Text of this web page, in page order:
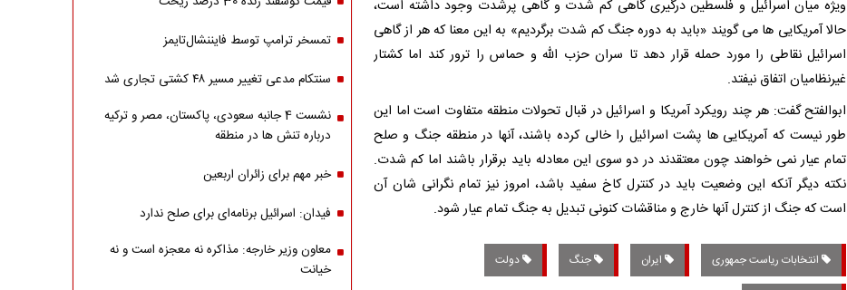
ویژه میان اسرائیل و فلسطین درگیری گاهی کم شدت و گاهی پرشدت وجود داشته است،
حالا آمریکایی ها می گویند «باید به دوره جنگ کم شدت برگردیم» به این معنا که هر از گاهی
اسرائیل نقاطی را مورد حمله قرار دهد تا سران حزب الله و حماس را ترور کند اما کشتار
غیرنظامیان اتفاق نیفتد.
ابوالفتح گفت: هر چند رویکرد آمریکا و اسرائیل در قبال تحولات منطقه متفاوت است اما این
طور نیست که آمریکایی ها پشت اسرائیل را خالی کرده باشند، آنها در منطقه جنگ و صلح
تمام عیار نمی خواهند چون معتقدند در دو سوی این معادله باید برقرار باشند اما کم شدت.
نکته دیگر آنکه این وضعیت باید در کنترل کاخ سفید باشد، امروز نیز تمام نگرانی شان آن
است که جنگ از کنترل آنها خارج و مناقشات کنونی تبدیل به جنگ تمام عیار شود.
انتخابات ریاست جمهوری ایران جنگ دولت
تمسخر ترامپ توسط فایننشال‌تایمز
سنتکام مدعی تغییر مسیر ۴۸ کشتی تجاری شد
نشست 4 جانبه سعودی، پاکستان، مصر و ترکیه
درباره تنش ها در منطقه
خبر مهم برای زائران اربعین
فیدان: اسرائیل برنامه‌ای برای صلح ندارد
معاون وزیر خارجه: مذاکره نه معجزه است و نه
خیانت